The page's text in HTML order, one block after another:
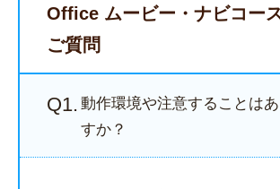
Office ムービー・ナビコー
ご質問
Q1. 動作環境や注意することはあ
すか？